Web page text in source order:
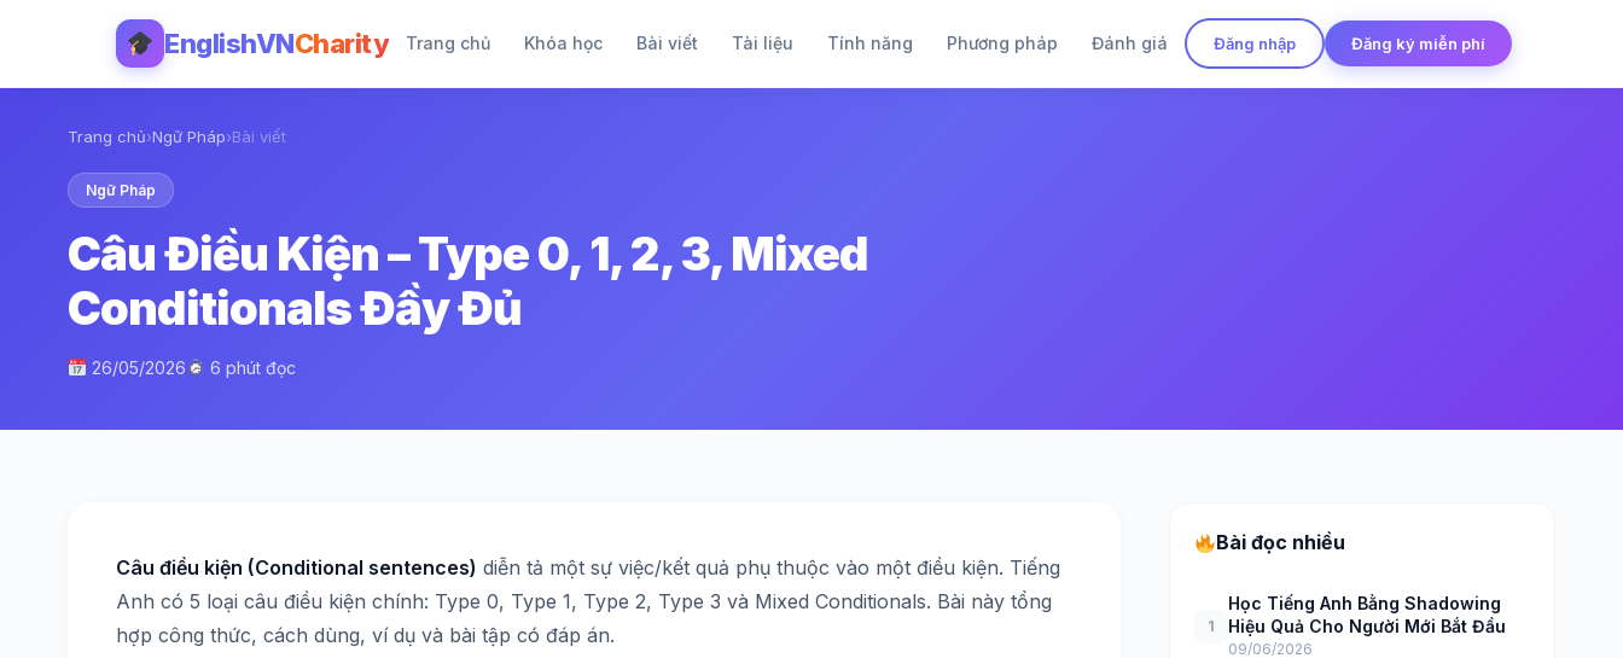
EnglishVNCharity Trang chủ Khóa học Bài viết Tài liệu Tính năng Phương pháp Đánh giá Đăng nhập Đăng ký miễn phí
Trang chủ›Ngữ Pháp›Bài viết
Ngữ Pháp
Câu Điều Kiện – Type 0, 1, 2, 3, Mixed
Conditionals Đầy Đủ
26/05/2026 6 phút đọc
Câu điều kiện (Conditional sentences) diễn tả một sự việc/kết quả phụ thuộc vào một điều kiện. Tiếng
Anh có 5 loại câu điều kiện chính: Type 0, Type 1, Type 2, Type 3 và Mixed Conditionals. Bài này tổng
hợp công thức, cách dùng, ví dụ và bài tập có đáp án.
Bài đọc nhiều
1
Học Tiếng Anh Bằng Shadowing
Hiệu Quả Cho Người Mới Bắt Đầu
09/06/2026